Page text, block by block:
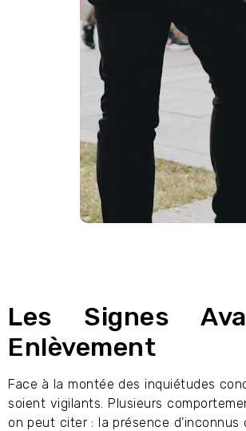
Les Signes
Enlèvement
Face à la montée des inquiétudes
soient vigilants. Plusieurs
on peut citer : la présence